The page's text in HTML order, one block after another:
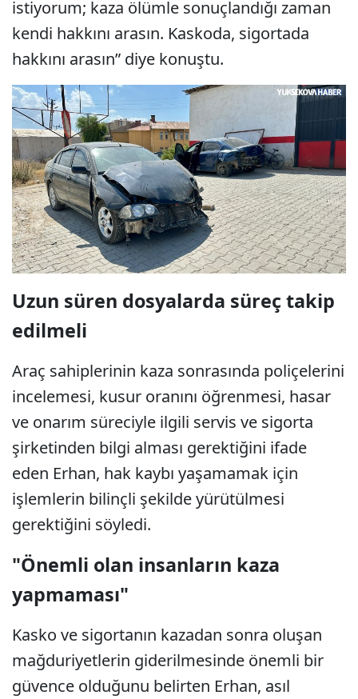
istiyorum; kaza ölümle sonuçlandığı zaman
kendi hakkını arasın. Kaskoda, sigortada
hakkını arasın” diye konuştu.
Uzun süren dosyalarda süreç takip
edilmeli
Araç sahiplerinin kaza sonrasında poliçelerini
incelemesi, kusur oranını öğrenmesi, hasar
ve onarım süreciyle ilgili servis ve sigorta
şirketinden bilgi alması gerektiğini ifade
eden Erhan, hak kaybı yaşamamak için
işlemlerin bilinçli şekilde yürütülmesi
gerektiğini söyledi.
"Önemli olan insanların kaza
yapmaması"
Kasko ve sigortanın kazadan sonra oluşan
mağduriyetlerin giderilmesinde önemli bir
güvence olduğunu belirten Erhan, asıl